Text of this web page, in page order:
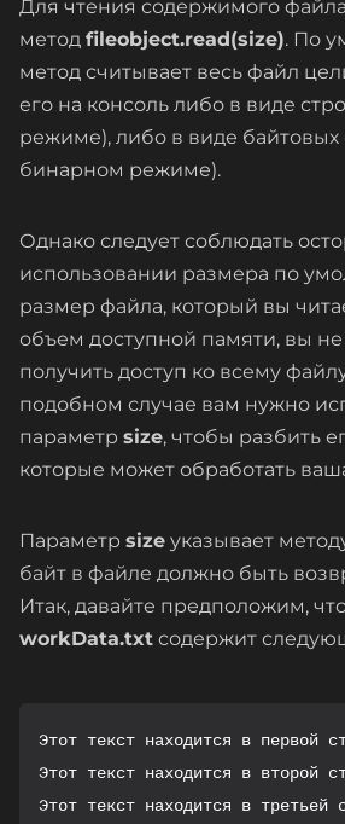
Для чтения содержимого
метод fileobject.read(size). По
метод считывает весь файл
его на консоль либо в виде
режиме), либо в виде байтовых
бинарном режиме).
Однако следует соблюдать
использовании размера по
размер файла, который вы
объем доступной памяти, вы
получить доступ ко всему
подобном случае вам нужно
параметр size, чтобы разбить
которые может обработать
Параметр size указывает
байт в файле должно быть
Итак, давайте предположим,
workData.txt содержит
Этот текст находится в первой
Этот текст находится в второй
Этот текст находится в третьей